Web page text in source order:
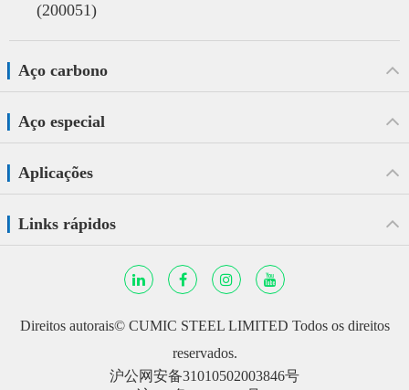
(200051)
Aço carbono
Aço especial
Aplicações
Links rápidos
Direitos autorais© CUMIC STEEL LIMITED Todos os direitos
reservados.
沪公网安备31010502003846号